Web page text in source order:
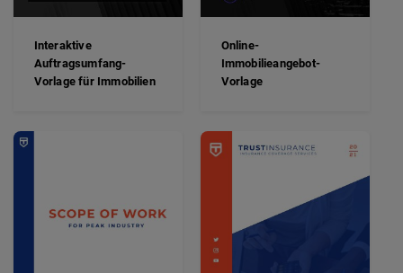
Interaktive
Auftragsumfang-
Vorlage für Immobilien
Online-
Immobilieangebot-
Vorlage